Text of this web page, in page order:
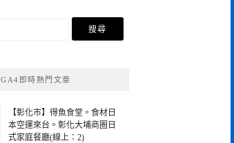
GA4即時熱門文章
【彰化市】得魚食堂。食材日
本空運來台。彰化大埔商圈日
式家庭餐廳(線上：2)